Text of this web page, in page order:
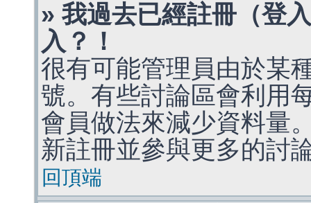
» 我過去已經註冊（登
入？！
很有可能管理員由於某
號。有些討論區會利用
會員做法來減少資料量
新註冊並參與更多的討
回頂端